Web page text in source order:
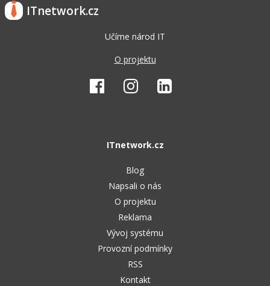
ITnetwork.cz
Učíme národ IT
O projektu
ITnetwork.cz
Blog
Napsali o nás
O projektu
Reklama
Vývoj systému
Provozní podmínky
RSS
Kontakt